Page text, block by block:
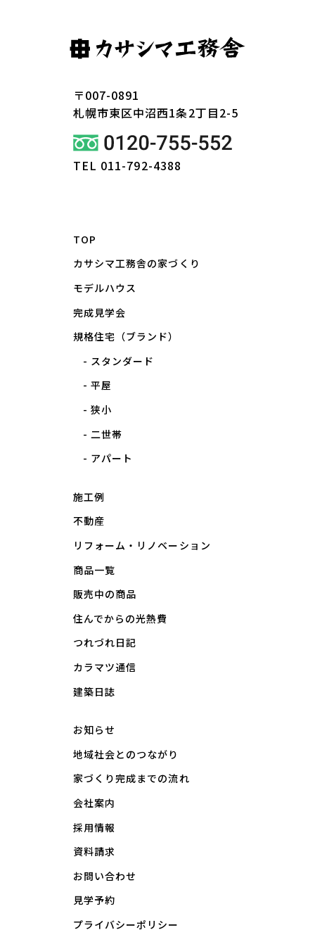
〒007-0891
札幌市東区中沼西1条2丁目2-5
TEL 011-792-4388
TOP
カサシマ工務舎の家づくり
モデルハウス
完成見学会
規格住宅（ブランド）
スタンダード
平屋
狭小
二世帯
アパート
施工例
不動産
リフォーム・リノベーション
商品一覧
販売中の商品
住んでからの光熱費
つれづれ日記
カラマツ通信
建築日誌
お知らせ
地域社会とのつながり
家づくり完成までの流れ
会社案内
採用情報
資料請求
お問い合わせ
見学予約
プライバシーポリシー